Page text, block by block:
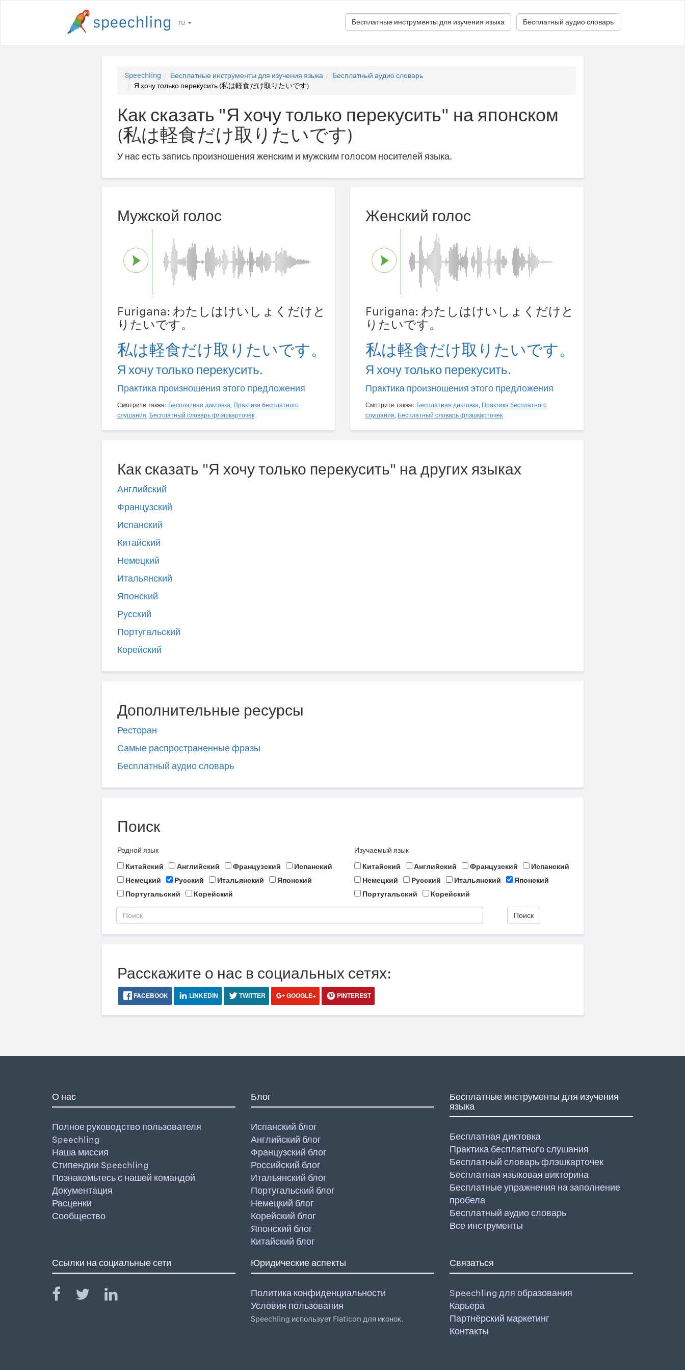
ru Бесплатный аудио словарь
Бесплатные инструменты для изучения языка
Speechling Бесплатные инструменты для изучения языка
Бесплатный аудио словарь
Я хочу только перекусить (私は軽食だけ取りたいです)
Как сказать "Я хочу только перекусить" на японском
(私は軽食だけ取りたいです)
У нас есть запись произношения женским и мужским голосом носителей языка.
Мужской голос
Furigana: わたしはけいしょくだけと
りたいです。
私は軽食だけ取りたいです。
Я хочу только перекусить.
Практика произношения этого предложения
Смотрите также: Бесплатная диктовка, Практика бесплатного
слушания, Бесплатный словарь флэшкарточек
Женский голос
Furigana: わたしはけいしょくだけと
りたいです。
私は軽食だけ取りたいです。
Я хочу только перекусить.
Практика произношения этого предложения
Смотрите также: Бесплатная диктовка, Практика бесплатного
слушания, Бесплатный словарь флэшкарточек
Как сказать "Я хочу только перекусить" на других языках
Английский
Французский
Испанский
Китайский
Немецкий
Итальянский
Японский
Русский
Португальский
Корейский
Дополнительные ресурсы
Ресторан
Самые распространенные фразы
Бесплатный аудио словарь
Поиск
Родной язык
Китайский
Английский Французский
Испанский
Немецкий
Русский Итальянский
Японский
Португальский
Корейский
Изучаемый язык
Китайский
Английский Французский
Испанский
Немецкий
Русский Итальянский
Японский
Португальский
Корейский
Поиск
Расскажите о нас в социальных сетях:
FACEBOOK LINKEDIN TWITTER GOOGLE+ PINTEREST
О нас
Полное руководство пользователя
Speechling
Наша миссия
Стипендии Speechling
Познакомьтесь с нашей командой
Документация
Расценки
Сообщество
Блог
Испанский блог
Английский блог
Французский блог
Российский блог
Итальянский блог
Португальский блог
Немецкий блог
Корейский блог
Японский блог
Китайский блог
Бесплатные инструменты для изучения
языка
Бесплатная диктовка
Практика бесплатного слушания
Бесплатный словарь флэшкарточек
Бесплатная языковая викторина
Бесплатные упражнения на заполнение
пробела
Бесплатный аудио словарь
Все инструменты
Ссылки на социальные сети Юридические аспекты
Политика конфиденциальности
Условия пользования
Speechling использует Flaticon для иконок.
Связаться
Speechling для образования
Карьера
Партнёрский маркетинг
Контакты